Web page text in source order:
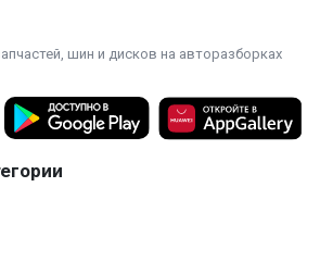
шин и дисков на авторазборках